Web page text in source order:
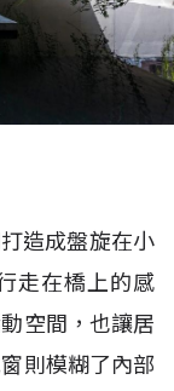
造成盤旋在小
走在橋上的感
空間，也讓居
則模糊了內部